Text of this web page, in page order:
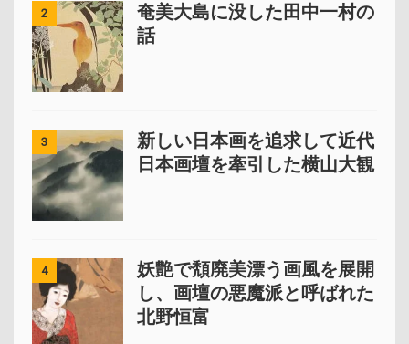
2
奄美大島に没した田中一村の
話
3
新しい日本画を追求して近代
日本画壇を牽引した横山大観
4
妖艶で頽廃美漂う画風を展開
し、画壇の悪魔派と呼ばれた
北野恒富